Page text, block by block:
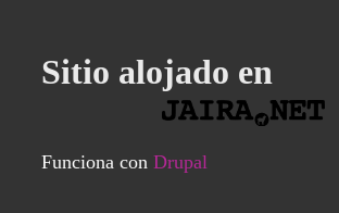
Sitio alojado en
Funciona con Drupal